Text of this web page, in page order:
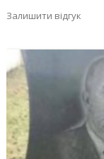
Залишити відгук